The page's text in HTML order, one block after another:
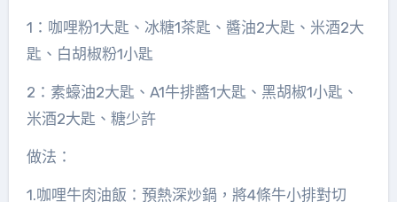
1：咖哩粉1大匙、冰糖1茶匙、醬油2大匙、米酒2大
匙、白胡椒粉1小匙
2：素蠔油2大匙、A1牛排醬1大匙、黑胡椒1小匙、
米酒2大匙、糖少許
做法：
1.咖哩牛肉油飯：預熱深炒鍋，將4條牛小排對切